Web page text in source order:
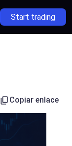
Start trading
Copiar enlace